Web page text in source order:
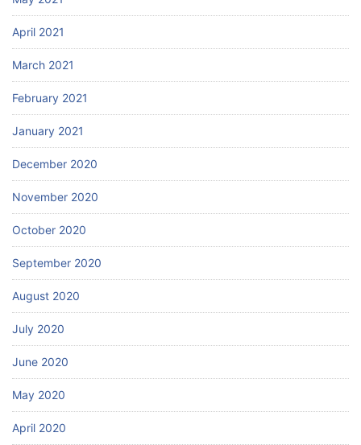
April 2021
March 2021
February 2021
January 2021
December 2020
November 2020
October 2020
September 2020
August 2020
July 2020
June 2020
May 2020
April 2020